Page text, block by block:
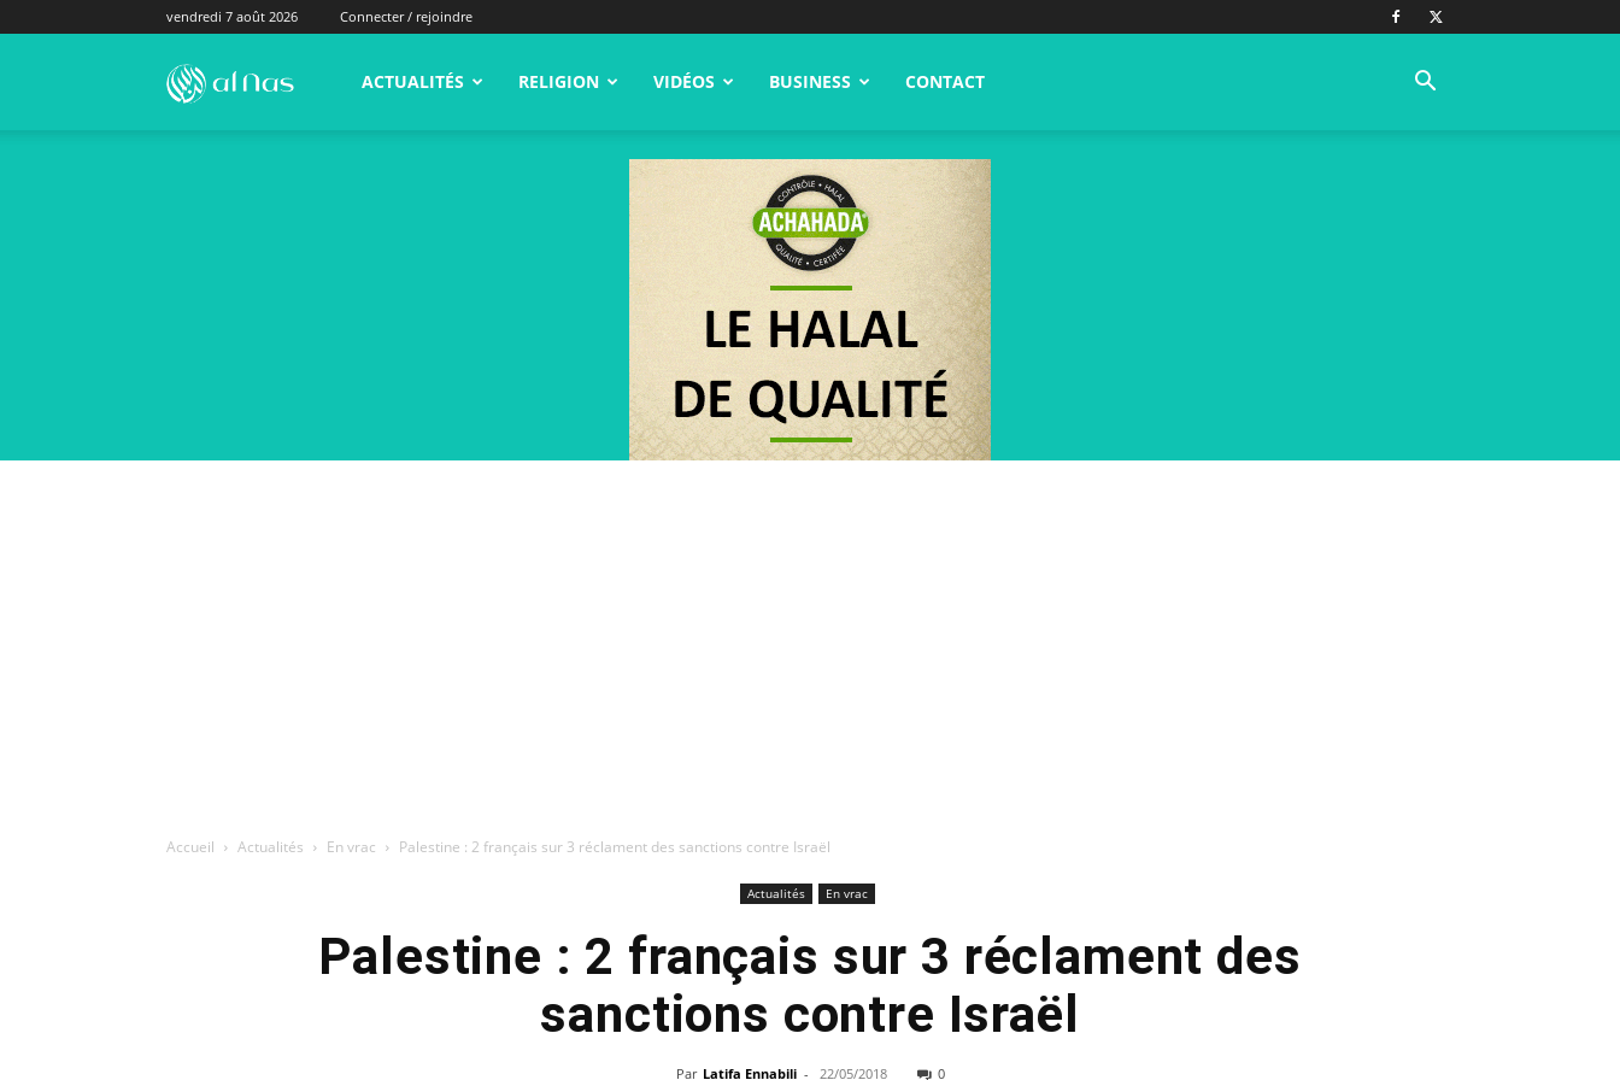
vendredi 7 août 2026 Connecter / rejoindre
alNas.fr ACTUALITÉS RELIGION VIDÉOS BUSINESS CONTACT
Accueil Actualités En vrac Palestine : 2 français sur 3 réclament des sanctions contre Israël
Actualités En vrac
Palestine : 2 français sur 3 réclament des
sanctions contre Israël
Par Latifa Ennabili - 22/05/2018 0